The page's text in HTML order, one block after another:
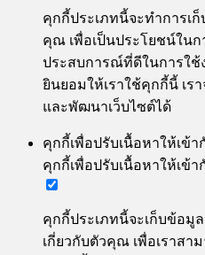
คุกกี้ประเภทนี้จะทำการเ
คุณ เพื่อเป็นประโยชน์ใน
ประสบการณ์ที่ดีในการใช้
ยินยอมให้เราใช้คุกกี้นี้ เร
และพัฒนาเว็บไซต์ได้
คุกกี้เพื่อปรับเนื้อหาให้เข้
คุกกี้เพื่อปรับเนื้อหาให้เข้
คุกกี้ประเภทนี้จะเก็บข้อมู
เกี่ยวกับตัวคุณ เพื่อเราสา